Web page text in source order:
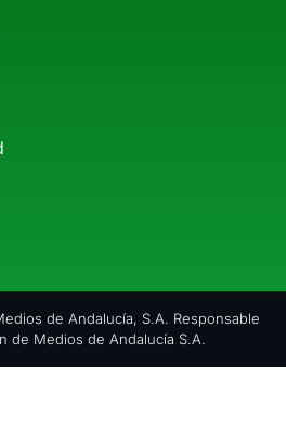
de Andalucía, S.A. Responsable
de Medios de Andalucía S.A.